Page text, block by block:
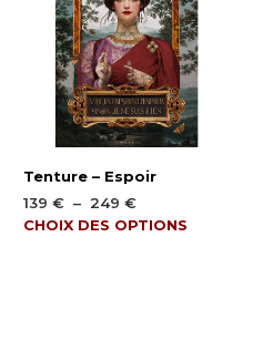
Tenture – Espoir
139 € – 249 €Plage
de
CHOIX DES OPTIONS